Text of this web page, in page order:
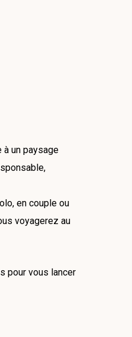
à un paysage
en couple ou
voyagerez au
pour vous lancer